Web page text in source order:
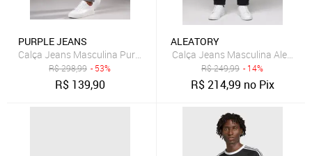
PURPLE JEANS
Calça Jeans Masculina Purple Jeans Slim Fit Premium Stretch
R$298,99 - 53%
R$ 139,90
ALEATORY
Calça Jeans Masculina
R$249,99 - 14%
R$214,99 no Pix